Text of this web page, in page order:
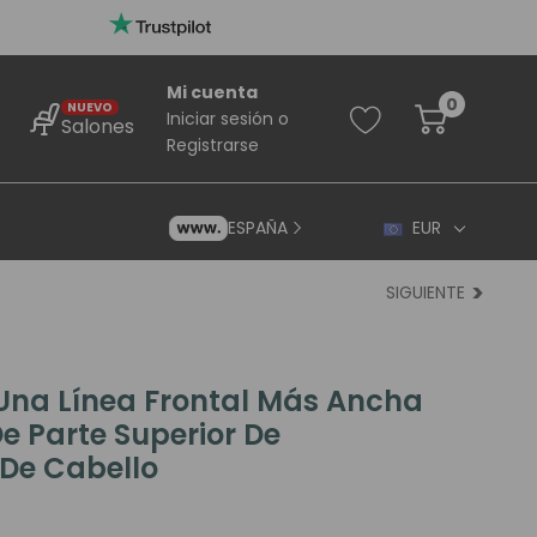
NUEVO
Salones
Mi cuenta
Iniciar sesión o
Registrarse
0
ESPAÑA EUR
SIGUIENTE
Línea Frontal Más Ancha
Parte Superior De
Cabello